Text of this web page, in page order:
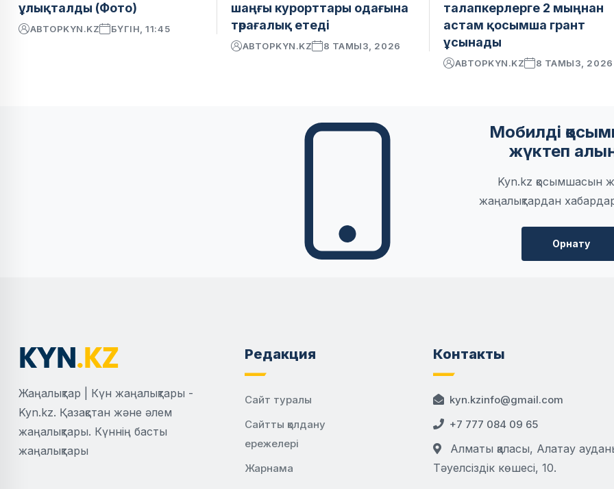
ұлықталды (Фото)
АВТОРKYN.KZ БҮГІН, 11:45
шаңғы курорттары одағына
төрағалық етеді
АВТОРKYN.KZ 8 ТАМЫЗ, 2026
талапкерлерге 2 мыңнан
астам қосымша грант
ұсынады
АВТОРKYN.KZ 8 ТАМЫЗ, 2026
Мобилді
жүктеп
Kyn.kz қосымшасын
жаңалықтардан
Орнату
Жаңалықтар | Күн жаңалықтары -
Kyn.kz. Қазақстан және әлем
жаңалықтары. Күннің басты
жаңалықтары
Редакция
Сайт туралы
Сайтты қолдану
ережелері
Жарнама
Контакты
kyn.kzinfo@gmail.com
+7 777 084 09 65
Алматы қаласы, Алатау
Тәуелсіздік көшесі, 10.